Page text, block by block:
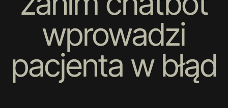
wprowadzi
pacjenta w błąd